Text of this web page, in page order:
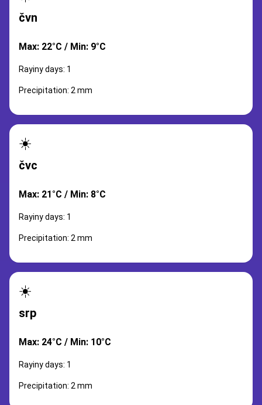
čvn
Max: 22°C / Min: 9°C
Rayiny days: 1
Precipitation: 2 mm
☀️
čvc
Max: 21°C / Min: 8°C
Rayiny days: 1
Precipitation: 2 mm
☀️
srp
Max: 24°C / Min: 10°C
Rayiny days: 1
Precipitation: 2 mm